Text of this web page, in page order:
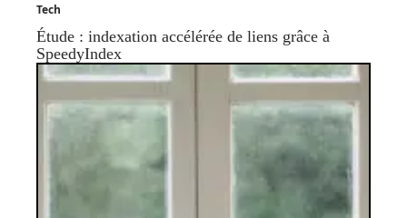
Tech
Étude : indexation accélérée de liens grâce à
SpeedyIndex